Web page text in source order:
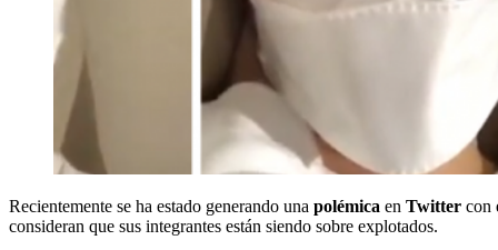
Recientemente se ha estado generando una polémica en Twitter con
consideran que sus integrantes están siendo sobre explotados.